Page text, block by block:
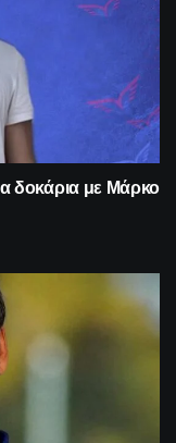
δοκάρια με Μάρκο